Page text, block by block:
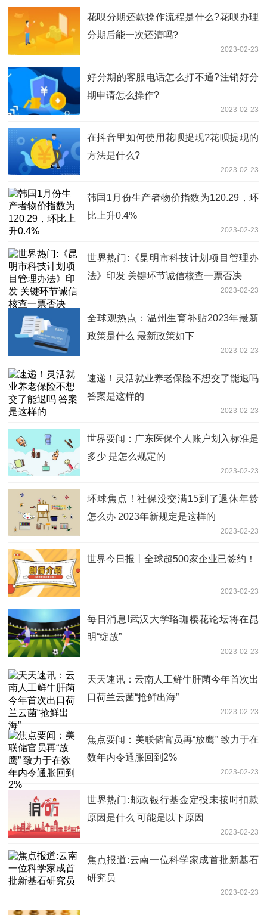
花呗分期还款操作流程是什么?花呗办理
分期后能一次还清吗?
2023-02-23
​好分期的客服电话怎么打不通?注销好分
期申请怎么操作?
2023-02-23
在抖音里如何使用花呗提现?花呗提现的
方法是什么?
2023-02-23
韩国1月份生产者物价指数为120.29，环
比上升0.4%
2023-02-23
世界热门:《昆明市科技计划项目管理办
法》印发 关键环节诚信核查一票否决
2023-02-23
全球观热点：温州生育补贴2023年最新
政策是什么 最新政策如下
2023-02-23
速递！灵活就业养老保险不想交了能退吗
答案是这样的
2023-02-23
世界要闻：广东医保个人账户划入标准是
多少 是怎么规定的
2023-02-23
环球焦点！社保没交满15到了退休年龄
怎么办 2023年新规定是这样的
2023-02-23
世界今日报丨全球超500家企业已签约！
2023-02-23
每日消息!武汉大学珞珈樱花论坛将在昆
明“绽放”
2023-02-23
天天速讯：云南人工鲜牛肝菌今年首次出
口荷兰云菌“抢鲜出海”
2023-02-23
焦点要闻：美联储官员再“放鹰” 致力于在
数年内令通胀回到2%
2023-02-23
世界热门:邮政银行基金定投未按时扣款
原因是什么 可能是以下原因
2023-02-23
焦点报道:云南一位科学家成首批新基石
研究员
2023-02-23